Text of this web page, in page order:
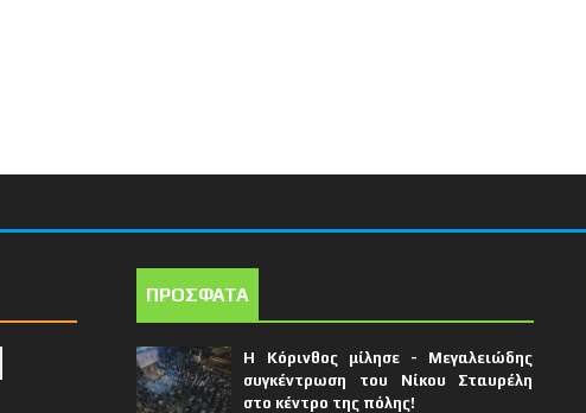
ΠΡΟΣΦΑΤΑ
Η Κόρινθος μίλησε - Μεγαλειώδης
συγκέντρωση του Νίκου Σταυρέλη
στο κέντρο της πόλης!